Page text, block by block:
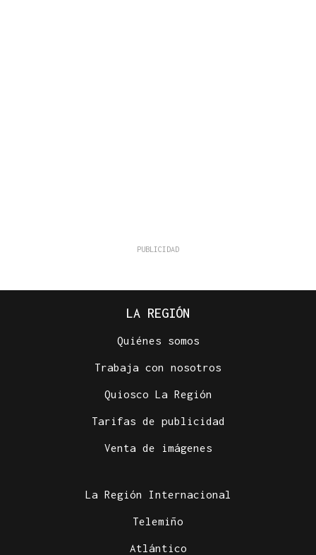
LA REGIÓN
Quiénes somos
Trabaja con nosotros
Quiosco La Región
Tarifas de publicidad
Venta de imágenes
La Región Internacional
Telemiño
Atlántico